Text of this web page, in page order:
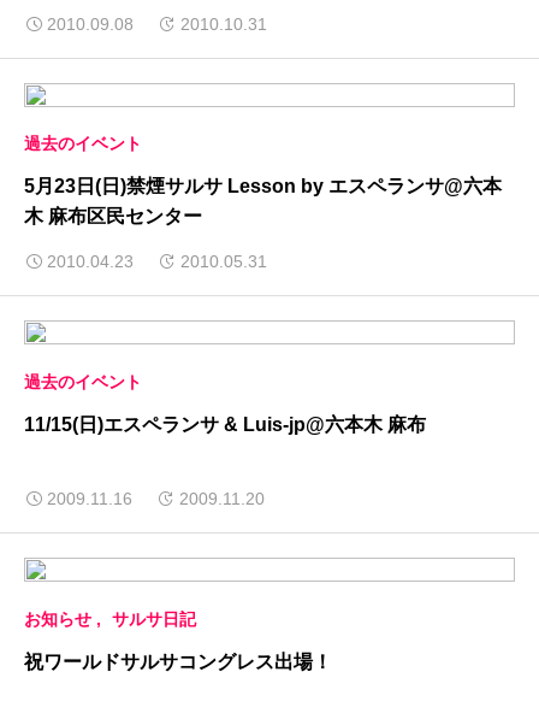
2010.09.08 2010.10.31
過去のイベント
5月23日(日)禁煙サルサ Lesson by エスペランサ@六本
木 麻布区民センター
2010.04.23 2010.05.31
過去のイベント
11/15(日)エスペランサ & Luis-jp@六本木 麻布
2009.11.16 2009.11.20
お知らせ サルサ日記
祝ワールドサルサコングレス出場！